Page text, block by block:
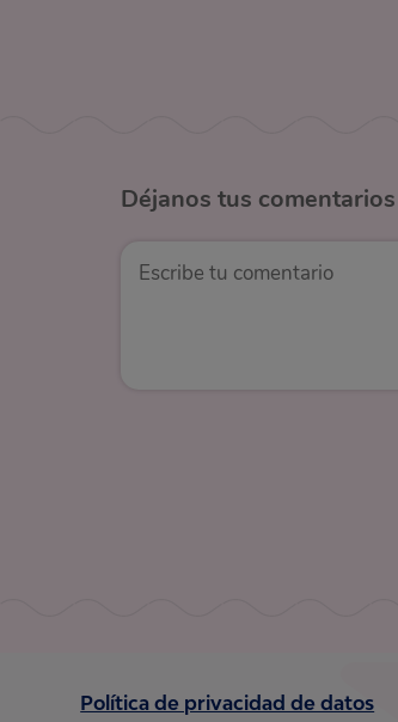
Déjanos tus comentarios
Política de privacidad de datos